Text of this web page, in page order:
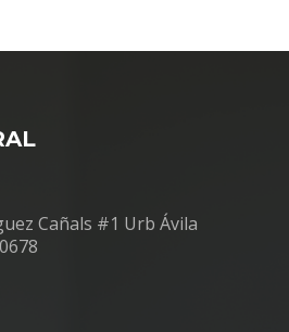
Cañals #1 Urb Ávila